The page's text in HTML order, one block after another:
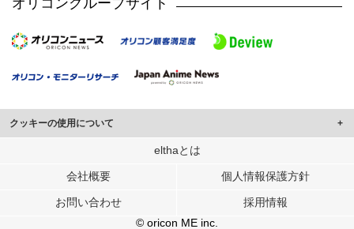
オリコングループサイト
クッキーの使用について
このサイトでは Cookie を使用して、ユーザーに合わせたコンテンツや広告の
行っています。
メディアや広告配信、データ解析の各パートナーに提供しています。
各パートナーは、この情報とユーザーが各パートナーに提供した他の情報や、
elthaとは
会社概要 個人情報保護方針
お問い合わせ
採用情報
© oricon ME inc.